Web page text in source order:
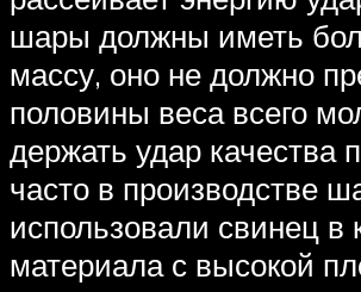
шары должны иметь
массу, оно не должно
половины веса всего
держать удар качества
часто в производстве
использовали свинец в
материала с высокой